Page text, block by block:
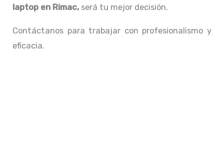
laptop en Rimac, será tu mejor decisión.
Contáctanos para trabajar con profesionalismo y
eficacia.